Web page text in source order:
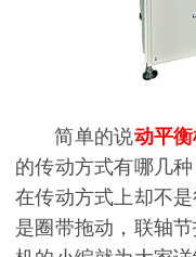
简单的说动平
的传动方式有哪几
在传动方式上却不
是圈带拖动，联轴